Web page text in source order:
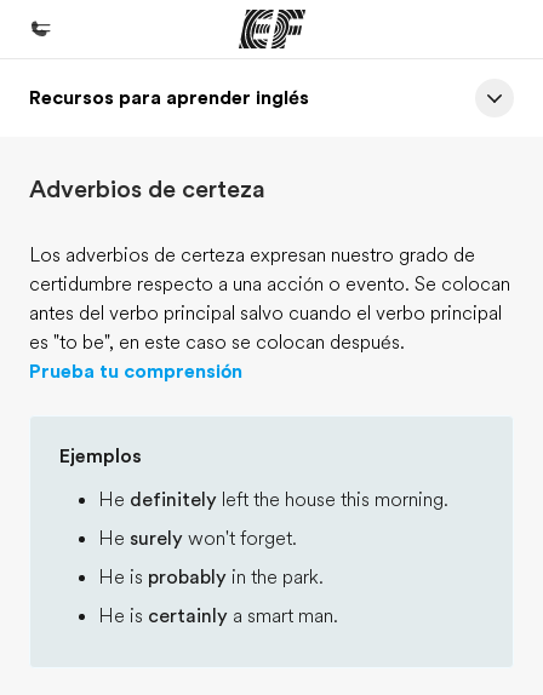
Inicio
Programas
Oficinas
Sobre nosotros
Trabajos
Únete al equipo
Recursos para aprender inglés
Adverbios de certeza
Los adverbios de certeza expresan nuestro grado de
certidumbre respecto a una acción o evento. Se colocan
antes del verbo principal salvo cuando el verbo principal
es "to be", en este caso se colocan después.
Prueba tu comprensión
Ejemplos
He definitely left the house this morning.
He surely won't forget.
He is probably in the park.
He is certainly a smart man.